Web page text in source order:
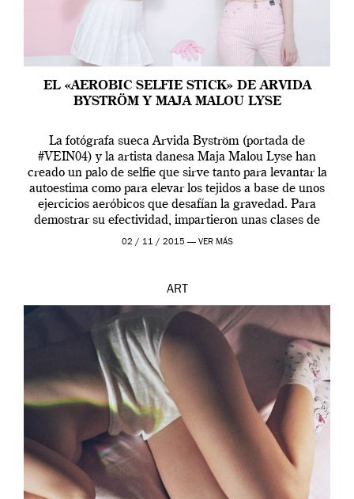
EL «AEROBIC SELFIE STICK» DE ARVIDA
BYSTRÖM Y MAJA MALOU LYSE
La fotógrafa sueca Arvida Byström (portada de
#VEIN04) y la artista danesa Maja Malou Lyse han
creado un palo de selfie que sirve tanto para levantar la
autoestima como para elevar los tejidos a base de unos
ejercicios aeróbicos que desafían la gravedad. Para
demostrar su efectividad, impartieron unas clases de
prueba en el Tate […]
02 / 11 / 2015 — VER MÁS
ART